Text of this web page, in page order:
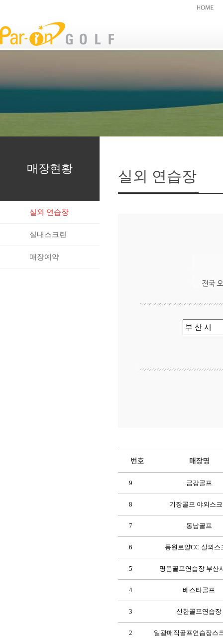
매장현황
실외 연습장
실내스크린
매장예약
실외 연습장
9 금강골프
8 기장골프 야외스
7 동남골프
6 동원로얄CC 실외스
5 명문골프연습장 부산
4 베스타골프
3 신한골프연습장
2 일광매직골프연습장스